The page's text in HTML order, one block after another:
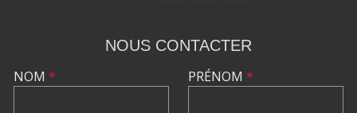
NOUS CONTACTER
NOM * PRÉNOM *